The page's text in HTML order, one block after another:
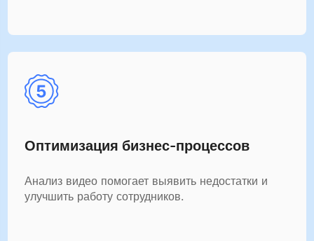
Оптимизация бизнес-процессов
Анализ видео помогает выявить недостатки и
улучшить работу сотрудников.